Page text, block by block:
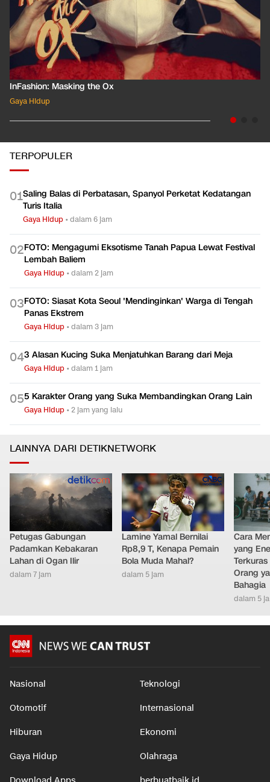
InFashion: Masking the Ox
Gaya Hidup
TERPOPULER
01Saling Balas di Perbatasan, Spanyol Perketat Kedatangan
Turis Italia
Gaya Hidup •dalam 6 jam
02FOTO: Mengagumi Eksotisme Tanah Papua Lewat Festival
Lembah Baliem
Gaya Hidup •dalam 2 jam
03FOTO: Siasat Kota Seoul 'Mendinginkan' Warga di Tengah
Panas Ekstrem
Gaya Hidup •dalam 3 jam
043 Alasan Kucing Suka Menjatuhkan Barang dari Meja
Gaya Hidup •dalam 1 jam
055 Karakter Orang yang Suka Membandingkan Orang Lain
Gaya Hidup •2 jam yang lalu
LAINNYA DARI DETIKNETWORK
Petugas Gabungan
Padamkan Kebakaran
Lahan di Ogan Ilir
dalam 7 jam
Lamine Yamal Bernilai
Rp8,9 T, Kenapa Pemain
Bola Muda Mahal?
dalam 5 jam
Cara
yang
Orang
Bahagia
dalam 5
Nasional Teknologi
Otomotif Internasional
Hiburan Ekonomi
Gaya Hidup Olahraga